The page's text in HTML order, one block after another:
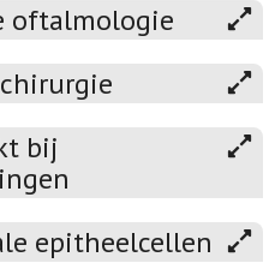
oftalmologie
bij
epitheelcellen